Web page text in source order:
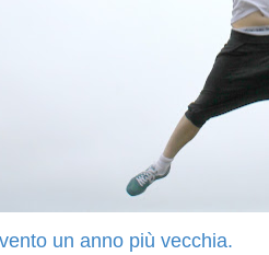
un anno più vecchia.